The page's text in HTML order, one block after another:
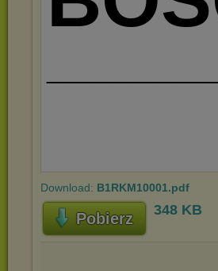
Download: B1RKM10001.pdf
Pobierz 348 KB